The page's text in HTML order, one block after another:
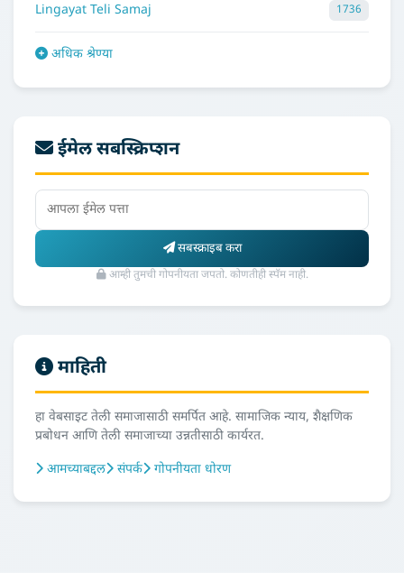
Lingayat Teli Samaj 1736
अधिक श्रेण्या
ईमेल सबस्क्रिप्शन
सबस्क्राइब करा
आम्ही तुमची गोपनीयता जपतो. कोणतीही स्पॅम नाही.
माहिती
हा वेबसाइट तेली समाजासाठी समर्पित आहे. सामाजिक न्याय, शैक्षणिक
प्रबोधन आणि तेली समाजाच्या उन्नतीसाठी कार्यरत.
आमच्याबद्दल
संपर्क गोपनीयता धोरण